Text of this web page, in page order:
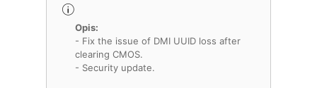
Opis:
- Fix the issue of DMI UUID loss after
clearing CMOS.
- Security update.